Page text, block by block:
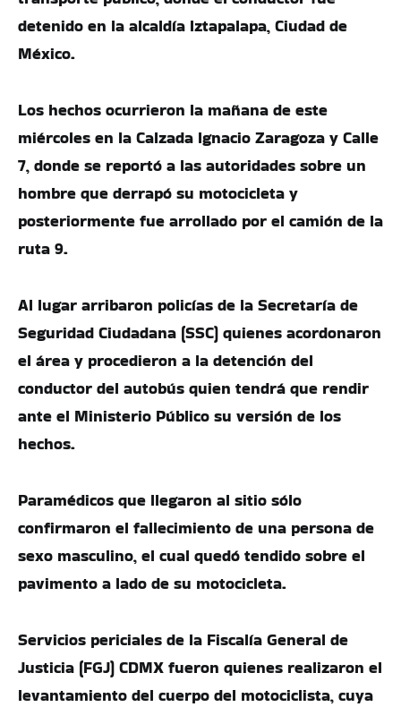
detenido en la alcaldía Iztapalapa, Ciudad de
México.
Los hechos ocurrieron la mañana de este
miércoles en la Calzada Ignacio Zaragoza y Calle
7, donde se reportó a las autoridades sobre un
hombre que derrapó su motocicleta y
posteriormente fue arrollado por el camión de la
ruta 9.
Al lugar arribaron policías de la Secretaría de
Seguridad Ciudadana (SSC) quienes acordonaron
el área y procedieron a la detención del
conductor del autobús quien tendrá que rendir
ante el Ministerio Público su versión de los
hechos.
Paramédicos que llegaron al sitio sólo
confirmaron el fallecimiento de una persona de
sexo masculino, el cual quedó tendido sobre el
pavimento a lado de su motocicleta.
Servicios periciales de la Fiscalía General de
Justicia (FGJ) CDMX fueron quienes realizaron el
levantamiento del cuerpo del motociclista, cuya